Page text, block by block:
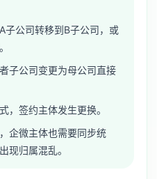
子公司转移到B子公司，或
子公司变更为母公司直接
，签约主体发生更换。
企微主体也需要同步统
现归属混乱。